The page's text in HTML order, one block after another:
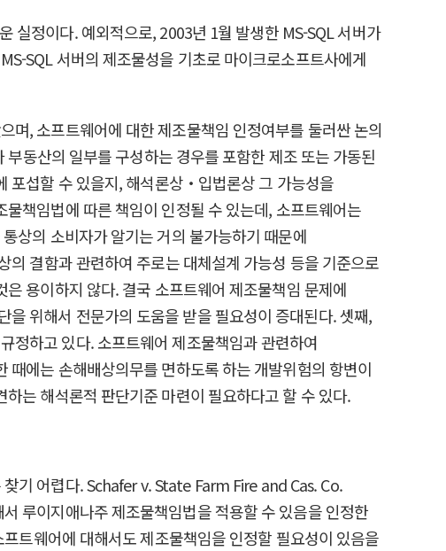
실정이다. 예외적으로, 2003년 1월 발생한 MS-SQL 서버가
SQL 서버의 제조물성을 기초로 마이크로소프트사에게
며, 소프트웨어에 대한 제조물책임 인정여부를 둘러싼 논의
동산의 일부를 구성하는 경우를 포함한 제조 또는 가동된
포섭할 수 있을지, 해석론상‧입법론상 그 가능성을
책임법에 따른 책임이 인정될 수 있는데, 소프트웨어는
상의 소비자가 알기는 거의 불가능하기 때문에
결함과 관련하여 주로는 대체설계 가능성 등을 기준으로
용이하지 않다. 결국 소프트웨어 제조물책임 문제에
위해서 전문가의 도움을 받을 필요성이 증대된다. 셋째,
정하고 있다. 소프트웨어 제조물책임과 관련하여
에는 손해배상의무를 면하도록 하는 개발위험의 항변이
는 해석론적 판단기준 마련이 필요하다고 할 수 있다.
기 어렵다. Schafer v. State Farm Fire and Cas. Co.
루이지애나주 제조물책임법을 적용할 수 있음을 인정한
트웨어에 대해서도 제조물책임을 인정할 필요성이 있음을